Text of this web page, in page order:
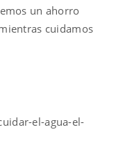
un ahorro
cuidamos
el-agua-el-